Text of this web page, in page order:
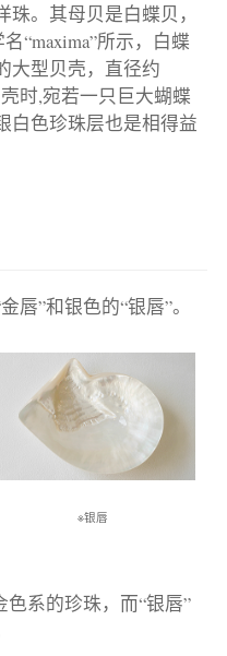
。其母贝是白蝶贝，
“maxima”所示，白蝶
大型贝壳，直径约
时,宛若一只巨大蝴蝶
白色珍珠层也是相得益
唇”和银色的“银唇”。
※银唇
系的珍珠，而“银唇”